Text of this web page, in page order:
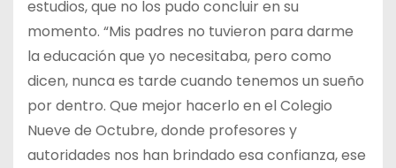
estudios, que no los pudo concluir en su
momento. “Mis padres no tuvieron para darme
la educación que yo necesitaba, pero como
dicen, nunca es tarde cuando tenemos un sueño
por dentro. Que mejor hacerlo en el Colegio
Nueve de Octubre, donde profesores y
autoridades nos han brindado esa confianza, ese